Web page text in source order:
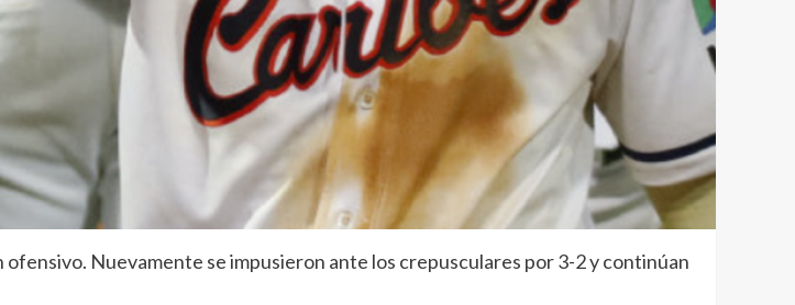
Nuevamente se impusieron ante los crepusculares por 3-2 y continúan